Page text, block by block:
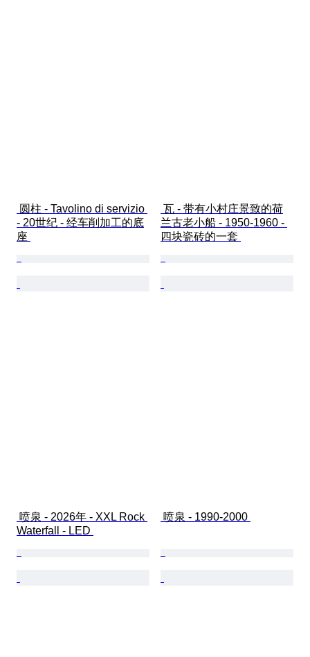
- 20世纪 - 经车削加工的底
座
兰古老小船 - 1950-1960 -
四块瓷砖的一套
Waterfall - LED
喷泉 - 1990-2000